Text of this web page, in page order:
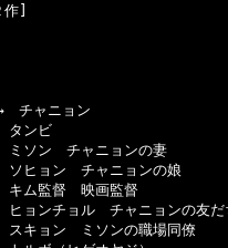
]
ニョン
ビ
　チャニョンの妻
　チャニョンの娘
督　映画監督
チョル　チャニョンの友だ
ン　ミソンの職場同僚